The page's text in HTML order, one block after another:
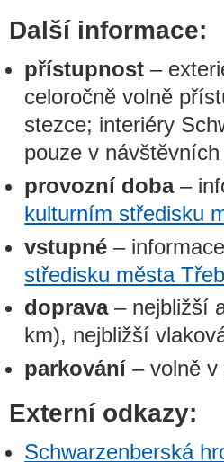
Další informace:
přístupnost –
celoročně volně
stezce; interiéry
pouze v
provozní doba–
kulturním středisku
vstupné –
středisku města
doprava– nejbližší
km), nejbližší
parkování– volně
Externí odkazy:
Schwarzenberská